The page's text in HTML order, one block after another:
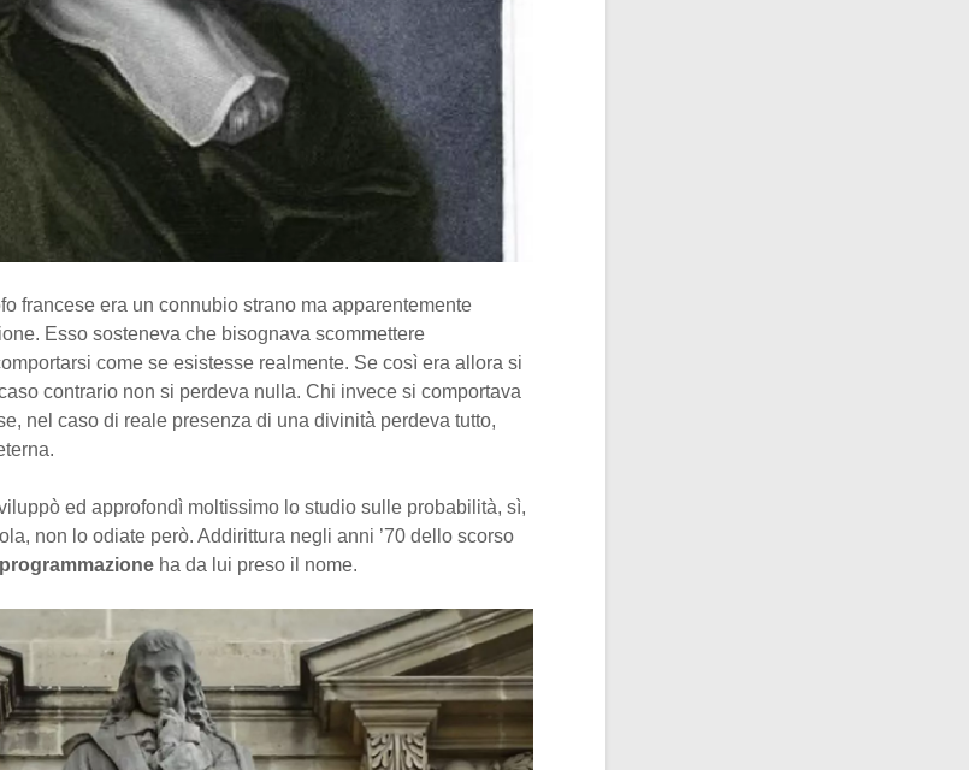
francese era un connubio strano ma apparentemente
Esso sosteneva che bisognava scommettere
come se esistesse realmente. Se così era allora si
contrario non si perdeva nulla. Chi invece si comportava
nel caso di reale presenza di una divinità perdeva tutto,
ed approfondì moltissimo lo studio sulle probabilità, sì,
non lo odiate però. Addirittura negli anni ’70 dello scorso
ha da lui preso il nome.